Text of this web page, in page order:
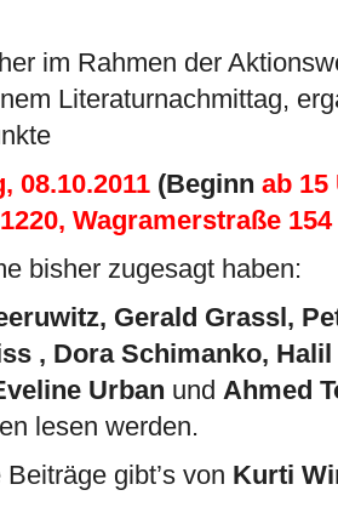
im Rahmen der
Literaturnachmittag,
08.10.2011 (Beginn ab 15
Wagramerstraße 154
bisher zugesagt haben:
Gerald Grassl,
, Dora Schimanko,
Urban und Ahmed
lesen werden.
gibt’s von Kurti